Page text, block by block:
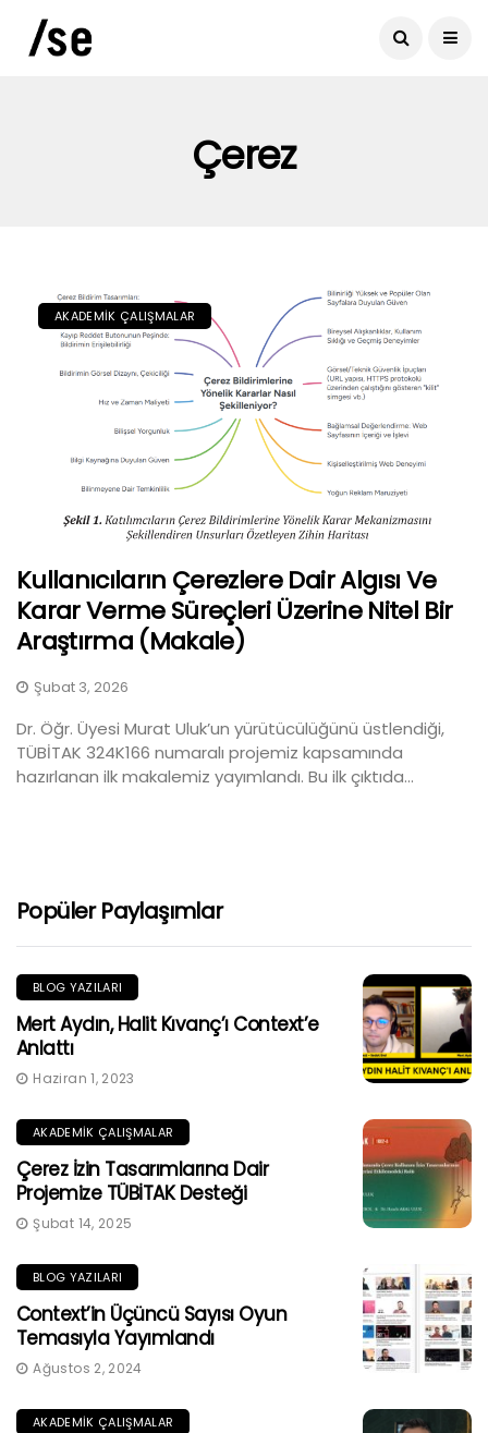
Çerez
AKADEMIK ÇALIŞMALAR
Kullanıcıların Çerezlere Dair Algısı Ve
Karar Verme Süreçleri Üzerine Nitel Bir
Araştırma (Makale)
Şubat 3, 2026
Dr. Öğr. Üyesi Murat Uluk’un yürütücülüğünü üstlendiği,
TÜBİTAK 324K166 numaralı projemiz kapsamında
hazırlanan ilk makalemiz yayımlandı. Bu ilk çıktıda...
Popüler Paylaşımlar
BLOG YAZILARI
Mert Aydın, Halit Kıvanç’ı Context’e
Anlattı
Haziran 1, 2023
AKADEMIK ÇALIŞMALAR
Çerez İzin Tasarımlarına Dair
Projemize TÜBİTAK Desteği
Şubat 14, 2025
BLOG YAZILARI
Context’in Üçüncü Sayısı Oyun
Temasıyla Yayımlandı
Ağustos 2, 2024
AKADEMIK ÇALIŞMALAR